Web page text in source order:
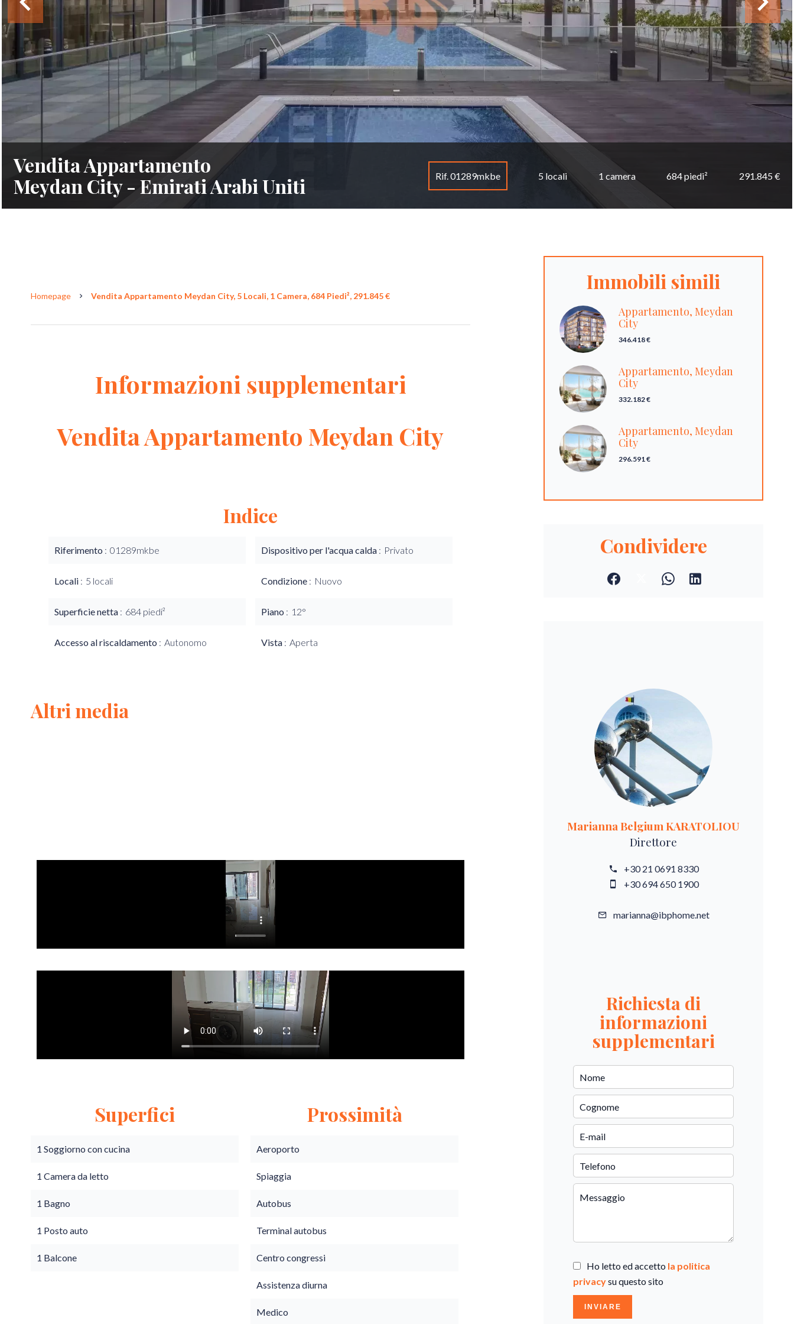
Vendita Appartamento
Meydan City - Emirati Arabi Uniti
Rif. 01289mkbe 5 locali 1 camera 684 piedi² 291.845 €
Homepage Vendita Appartamento Meydan City, 5 Locali, 1 Camera, 684 Piedi², 291.845 €
Informazioni supplementari
Vendita Appartamento Meydan City
Indice
Riferimento 01289mkbe
Locali 5 locali
Superficie netta 684 piedi²
Accesso al riscaldamento Autonomo
Dispositivo per l'acqua calda Privato
Condizione Nuovo
Piano 12°
Vista Aperta
Altri media
Superfici
1 Soggiorno con cucina
1 Camera da letto
1 Bagno
1 Posto auto
1 Balcone
Prossimità
Aeroporto
Spiaggia
Autobus
Terminal autobus
Centro congressi
Assistenza diurna
Medico
Immobili simili
Appartamento, Meydan
City
346.418 €
Appartamento, Meydan
City
332.182 €
Appartamento, Meydan
City
296.591 €
Condividere
Marianna Belgium KARATOLIOU
Direttore
+30 21 0691 8330
+30 694 650 1900
marianna@ibphome.net
Richiesta di
informazioni
supplementari
Ho letto ed accetto la politica
privacysu questo sito
INVIARE